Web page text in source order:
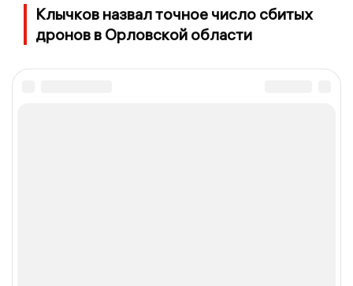
Клычков назвал точное число сбитых
дронов в Орловской области